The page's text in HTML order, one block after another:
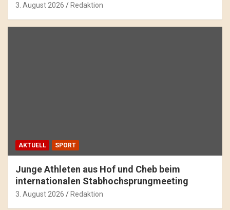
3. August 2026 Redaktion
AKTUELL SPORT
Junge Athleten aus Hof und Cheb beim
internationalen Stabhochsprungmeeting
3. August 2026 Redaktion